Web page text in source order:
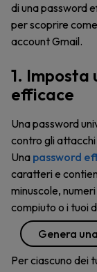
di una password
per scoprire
account Gmail.
1. Imposta
efficace
Una password
contro gli
Una password
caratteri e
minuscole,
compiuto o i tuoi
Genera
Per ciascuno dei